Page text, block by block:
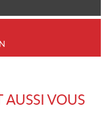
AUSSI VOUS